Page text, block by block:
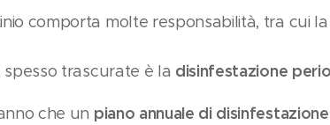
comporta molte responsabilità, tra cui
trascurate è la disinfestazione
che un piano annuale di disinfestazione